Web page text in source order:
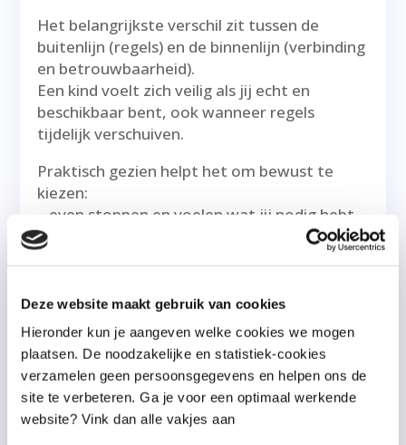
Deze website maakt gebruik van cookies
Hieronder kun je aangeven welke cookies we mogen
plaatsen. De noodzakelijke en statistiek-cookies
verzamelen geen persoonsgegevens en helpen ons de
site te verbeteren. Ga je voor een optimaal werkende
website? Vink dan alle vakjes aan
Het belangrijkste verschil zit tussen de
buitenlijn (regels) en de binnenlijn (verbinding
en betrouwbaarheid).
Een kind voelt zich veilig als jij echt en
beschikbaar bent, ook wanneer regels
tijdelijk verschuiven.
Praktisch gezien helpt het om bewust te
kiezen:
– even stoppen en voelen wat jij nodig hebt,
– eerlijk uitleggen waarom iets anders gaat,
Zo leert je kind dat echtheid belangrijker is
en dat liefde niet afhangt van altijd dezelfde
regels.
Kort gezegd: